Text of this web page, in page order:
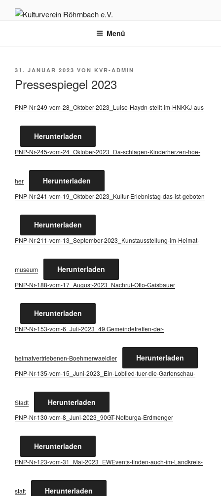
Inhalt
KULTURVEREIN RÖHRNBACH
Menü
VERÖFFENTLICHT
31. JANUAR 2023 VON KVR-ADMIN
Pressespiegel 2023
PNP-Nr-249-vom-28_Ok­to­ber-2023_Lui­se-Haydn-stellt-im-HNKKJ-aus
Her­un­ter­la­den
PNP-Nr-245-vom-24_Ok­to­ber-2023_­Da-schla­gen-Kin­der­her­zen-hoe­
her Her­un­ter­la­den
PNP-Nr-241-vom-19_Ok­to­ber-2023_­Kul­tur-Erleb­nis­tag-das-ist-gebo­ten
Her­un­ter­la­den
PNP-Nr-211-vom-13_­Sep­tem­ber-2023_­Kunst­aus­stel­lung-im-Hei­mat­
mu­se­um Her­un­ter­la­den
PNP-Nr-188-vom-17_­Au­gust-2023_­Nach­ruf-Otto-Gais­bau­er
Her­un­ter­la­den
PNP-Nr-153-vom-6_Juli-2023_49.Gemeindetreffen-der-
heimatvertriebenen-Boehmerwaeldler Her­un­ter­la­den
PNP-Nr-135-vom-15_­Ju­ni-2023_Ein-Lob­lied-fuer-die-Gar­ten­schau-
Stadt Her­un­ter­la­den
PNP-Nr-130-vom-8_Ju­ni-2023_90GT-Not­bur­ga-Erd­men­ger
Her­un­ter­la­den
PNP-Nr-123-vom-31_­Mai-2023_E­WE­vents-fin­den-auch-im-Land­kreis-
statt Her­un­ter­la­den